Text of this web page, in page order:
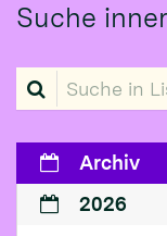
Suche
Suche in Liste
Archiv
2026